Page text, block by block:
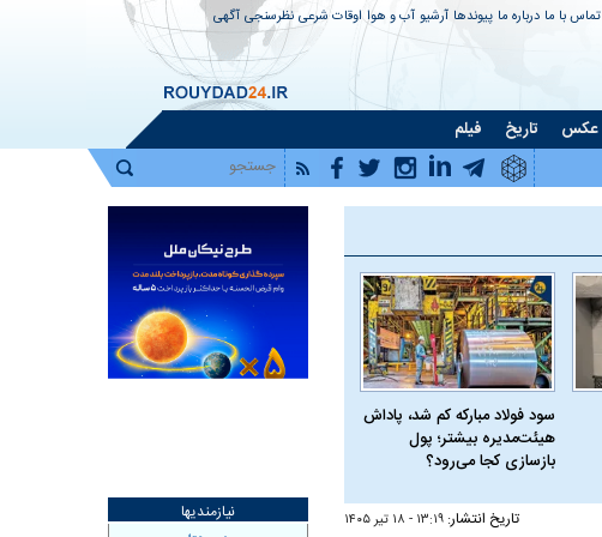
تماس با ما درباره ما پیوندها آرشیو آب و هوا اوقات شرعی نظرسنجی آگهی
عکس تاریخ فیلم
سود فولاد مبارکه کم شد، پاداش
هیئت‌مدیره بیشتر؛ پول
بازسازی کجا می‌رود؟
تاریخ انتشار: ۱۳:۱۹ - ۱۸ تير ۱۴۰۵ نیازمندیها